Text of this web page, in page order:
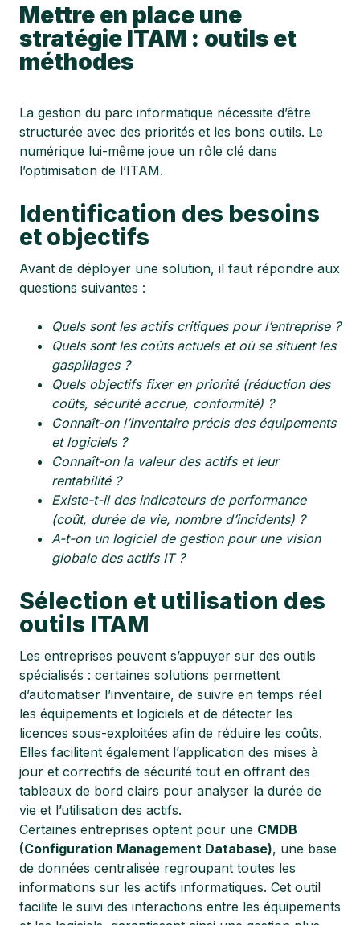
Mettre en place une
stratégie ITAM : outils et
méthodes
La gestion du parc informatique nécessite d’être
structurée avec des priorités et les bons outils. Le
numérique lui-même joue un rôle clé dans
l’optimisation de l’ITAM.
Identification des besoins
et objectifs
Avant de déployer une solution, il faut répondre aux
questions suivantes :
Quels sont les actifs critiques pour l’entreprise ?
Quels sont les coûts actuels et où se situent les
gaspillages ?
Quels objectifs fixer en priorité (réduction des
coûts, sécurité accrue, conformité) ?
Connaît-on l’inventaire précis des équipements
et logiciels ?
Connaît-on la valeur des actifs et leur
rentabilité ?
Existe-t-il des indicateurs de performance
(coût, durée de vie, nombre d’incidents) ?
A-t-on un logiciel de gestion pour une vision
globale des actifs IT ?
Sélection et utilisation des
outils ITAM
Les entreprises peuvent s’appuyer sur des outils
spécialisés : certaines solutions permettent
d’automatiser l’inventaire, de suivre en temps réel
les équipements et logiciels et de détecter les
licences sous-exploitées afin de réduire les coûts.
Elles facilitent également l’application des mises à
jour et correctifs de sécurité tout en offrant des
tableaux de bord clairs pour analyser la durée de
vie et l’utilisation des actifs.
Certaines entreprises optent pour une CMDB
(Configuration Management Database), une base
de données centralisée regroupant toutes les
informations sur les actifs informatiques. Cet outil
facilite le suivi des interactions entre les équipements